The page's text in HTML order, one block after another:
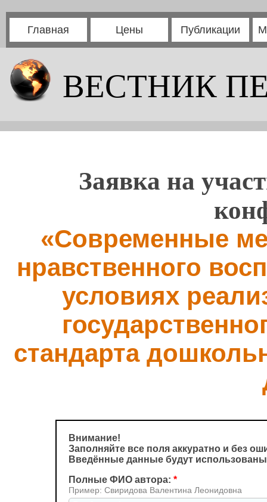
Главная Цены Публикации
ВЕСТНИК
Заявка на
«Современные
нравственного
условиях
стандарта
Внимание!
Заполняйте все поля аккуратно и без
Введённые данные будут
Полные ФИО автора: *
Пример: Свиридова Валентина Леонидовна